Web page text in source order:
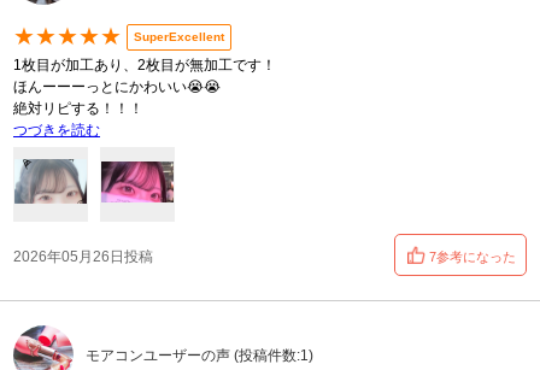
★★★★★ SuperExcellent
1枚目が加工あり、2枚目が無加工です！
ほんーーーっとにかわいい😭😭
絶対リピする！！！
つづきを読む
2026年05月26日投稿 7参考になった
モアコンユーザーの声 (投稿件数:1)